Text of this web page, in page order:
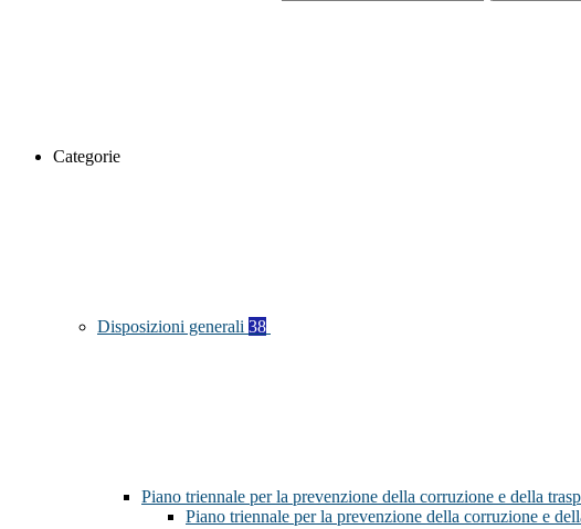
Categorie
Disposizioni generali 38
Piano triennale per la prevenzione della corruzione e della
Piano triennale per la prevenzione della corruzione e